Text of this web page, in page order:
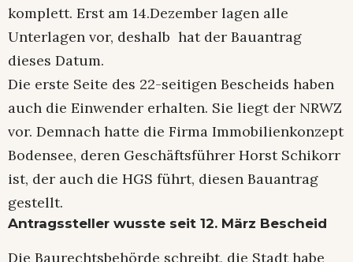
komplett. Erst am 14.Dezember lagen alle
Unterlagen vor, deshalb hat der Bauantrag
dieses Datum.
Die erste Seite des 22-seitigen Bescheids haben
auch die Einwender erhalten. Sie liegt der NRWZ
vor. Demnach hatte die Firma Immobilienkonzept
Bodensee, deren Geschäftsführer Horst Schikorr
ist, der auch die HGS führt, diesen Bauantrag
gestellt.
Antragssteller wusste seit 12. März Bescheid
Die Baurechtsbehörde schreibt, die Stadt habe